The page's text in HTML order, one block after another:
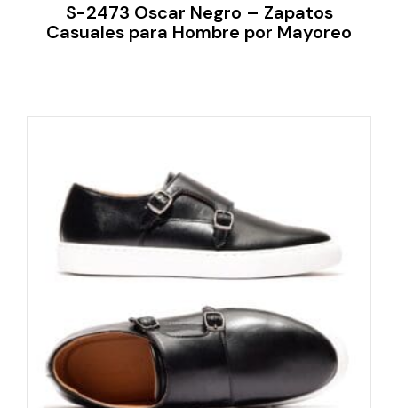
S-2473 Oscar Negro – Zapatos
Casuales para Hombre por Mayoreo